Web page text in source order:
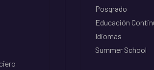
Posgrado
Educación
Idiomas
Summer School